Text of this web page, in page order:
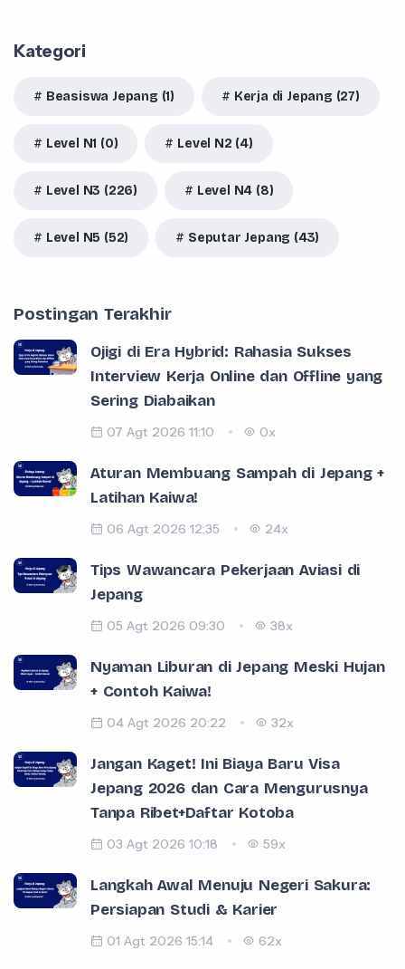
Kategori
Beasiswa Jepang (1) Kerja di Jepang (27)
Level N1 (0) Level N2 (4)
Level N3 (226) Level N4 (8)
Level N5 (52) Seputar Jepang (43)
Postingan Terakhir
Ojigi di Era Hybrid: Rahasia Sukses
Interview Kerja Online dan Offline yang
Sering Diabaikan
07 Agt 2026 11:10 0x
Aturan Membuang Sampah di Jepang +
Latihan Kaiwa!
06 Agt 2026 12:35 24x
Tips Wawancara Pekerjaan Aviasi di
Jepang
05 Agt 2026 09:30 38x
Nyaman Liburan di Jepang Meski Hujan
+ Contoh Kaiwa!
04 Agt 2026 20:22 32x
Jangan Kaget! Ini Biaya Baru Visa
Jepang 2026 dan Cara Mengurusnya
Tanpa Ribet+Daftar Kotoba
03 Agt 2026 10:18 59x
Langkah Awal Menuju Negeri Sakura:
Persiapan Studi & Karier
01 Agt 2026 15:14 62x